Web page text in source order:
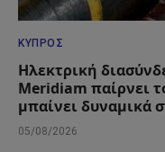
ΚΎΠΡΟΣ
Ηλεκτρική
Meridiam παίρνει
μπαίνει δυναμικά
05/08/2026